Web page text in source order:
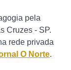
pela
Cruzes - SP.
rede privada
O Norte.